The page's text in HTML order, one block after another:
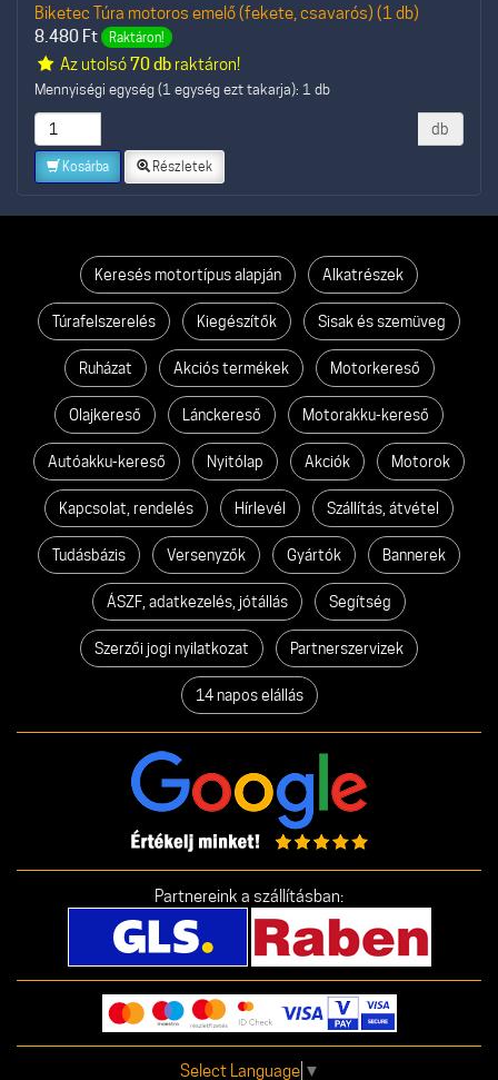
Biketec Túra motoros emelő (fekete, csavarós) (1 db)
8.480 Ft Raktáron!
Az utolsó70 dbraktáron!
Mennyiségi egység (1 egység ezt takarja): 1 db
db
Kosárba Részletek
Keresés motortípus alapján Alkatrészek
Túrafelszerelés Kiegészítők Sisak és szemüveg
Ruházat Akciós termékek Motorkereső
Olajkereső Lánckereső Motorakku-kereső
Autóakku-kereső Nyitólap Akciók Motorok
Kapcsolat, rendelés Hírlevél Szállítás, átvétel
Tudásbázis Versenyzők Gyártók Bannerek
ÁSZF, adatkezelés, jótállás Segítség
Szerzői jogi nyilatkozat Partnerszervizek
14 napos elállás
Partnereink a szállításban:
Select Language ▼